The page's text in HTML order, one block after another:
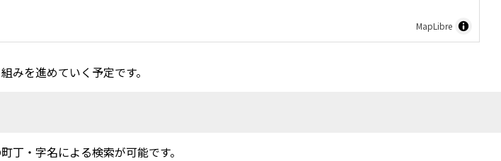
MapLibre
みを進めていく予定です。
丁・字名による検索が可能です。